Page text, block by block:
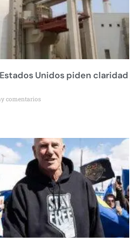
Unidos piden claridad
comentarios